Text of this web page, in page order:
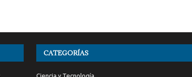
CATEGORÍAS